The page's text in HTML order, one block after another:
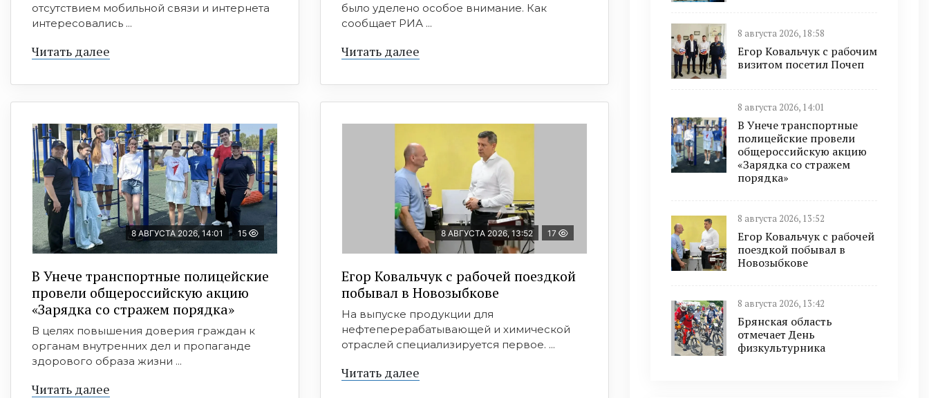
отсутствием мобильной связи и интернета
интересовались ...
Читать далее
было уделено особое внимание. Как
сообщает РИА ...
Читать далее
8 АВГУСТА 2026, 14:01 15
В Унече транспортные полицейские
провели общероссийскую акцию
«Зарядка со стражем порядка»
В целях повышения доверия граждан к
органам внутренних дел и пропаганде
здорового образа жизни ...
Читать далее
8 АВГУСТА 2026, 13:52 17
Егор Ковальчук с рабочей поездкой
побывал в Новозыбкове
На выпуске продукции для
нефтеперерабатывающей и химической
отраслей специализируется первое. ...
Читать далее
8 августа 2026, 18:58
Егор Ковальчук с рабочим
визитом посетил Почеп
8 августа 2026, 14:01
В Унече транспортные
полицейские провели
общероссийскую акцию
«Зарядка со стражем
порядка»
8 августа 2026, 13:52
Егор Ковальчук с рабочей
поездкой побывал в
Новозыбкове
8 августа 2026, 13:42
Брянская область
отмечает День
физкультурника